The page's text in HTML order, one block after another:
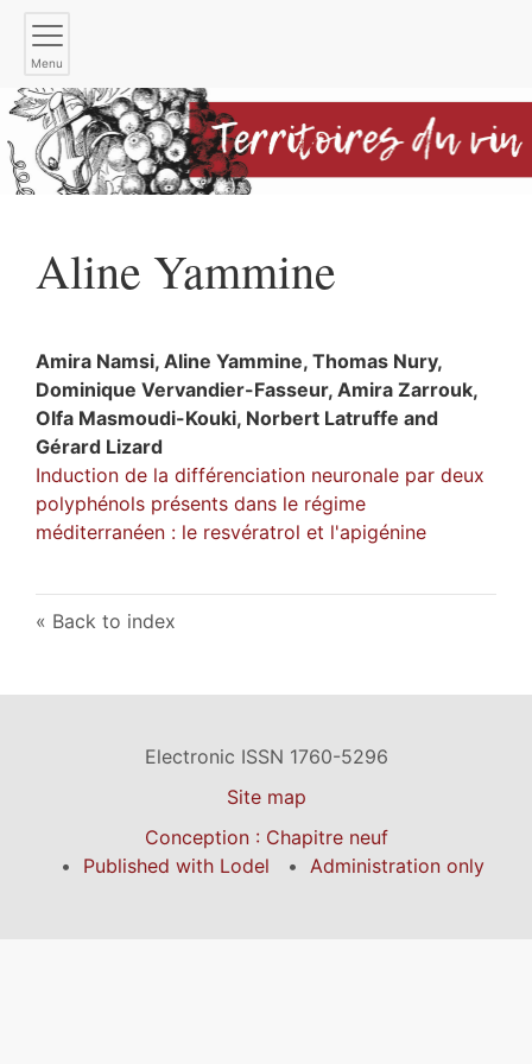
Menu
Aline Yammine
Amira Namsi, Aline Yammine, Thomas Nury,
Dominique Vervandier-Fasseur, Amira Zarrouk,
Olfa Masmoudi-Kouki, Norbert Latruffe and
Gérard Lizard
Induction de la différenciation neuronale par deux
polyphénols présents dans le régime
méditerranéen : le resvératrol et l'apigénine
Back to index
Electronic ISSN 1760-5296
Site map
Conception : Chapitre neuf
Published with Lodel
Administration only